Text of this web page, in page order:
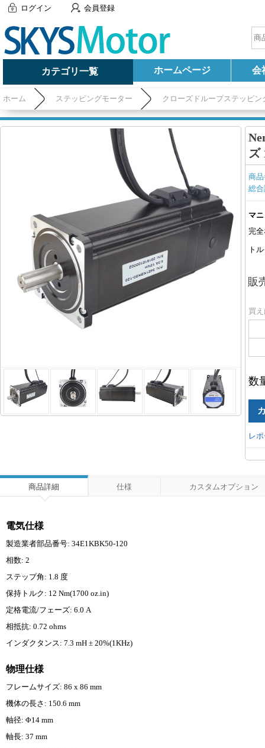
ログイン 会員登録
カテゴリ一覧 ホームページ 会
ホーム ステッピングモーター クローズドループステッピン
レーキ付き
ズ
商
総
マ
完
ト
販
買
数
レ
商品詳細 仕様 カスタムオプション
電気仕様
製造業者部品番号: 34E1KBK50-120
相数: 2
ステップ角: 1.8 度
保持トルク: 12 Nm(1700 oz.in)
定格電流/フェーズ: 6.0 A
相抵抗: 0.72 ohms
インダクタンス: 7.3 mH ± 20%(1KHz)
物理仕様
フレームサイズ: 86 x 86 mm
機体の長さ: 150.6 mm
軸径: Φ14 mm
軸長: 37 mm